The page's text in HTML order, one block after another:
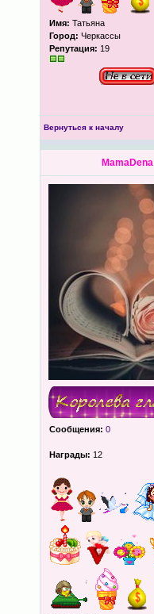
Имя: Татьяна
Город: Черкассы
Репутация: 19
Вернуться к началу
MamaDena
Сообщения: 0
Награды: 12